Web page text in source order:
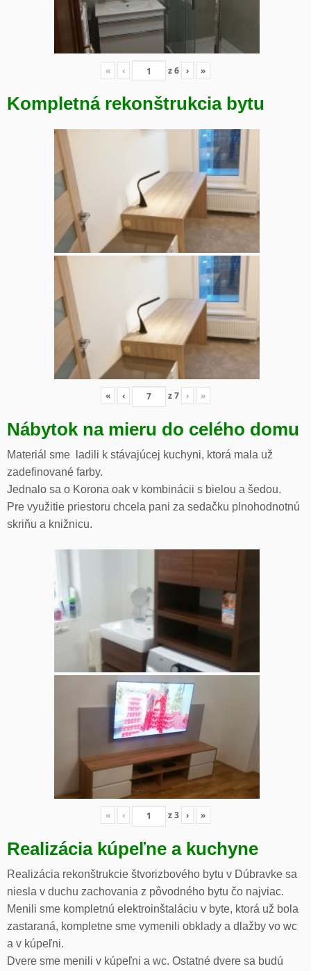
« ‹ z6 › »
Kompletná rekonštrukcia bytu
« ‹ z7 › »
Nábytok na mieru do celého domu
Materiál sme ladili k stávajúcej kuchyni, ktorá mala už
zadefinované farby.
Jednalo sa o Korona oak v kombinácii s bielou a šedou.
Pre využitie priestoru chcela pani za sedačku plnohodnotnú
skriňu a knižnicu.
« ‹ z3 › »
Realizácia kúpeľne a kuchyne
Realizácia rekonštrukcie štvorizbového bytu v Dúbravke sa
niesla v duchu zachovania z pôvodného bytu čo najviac.
Menili sme kompletnú elektroinštaláciu v byte, ktorá už bola
zastaraná, kompletne sme vymenili obklady a dlažby vo wc
a v kúpeľni.
Dvere sme menili v kúpeľni a wc. Ostatné dvere sa budú